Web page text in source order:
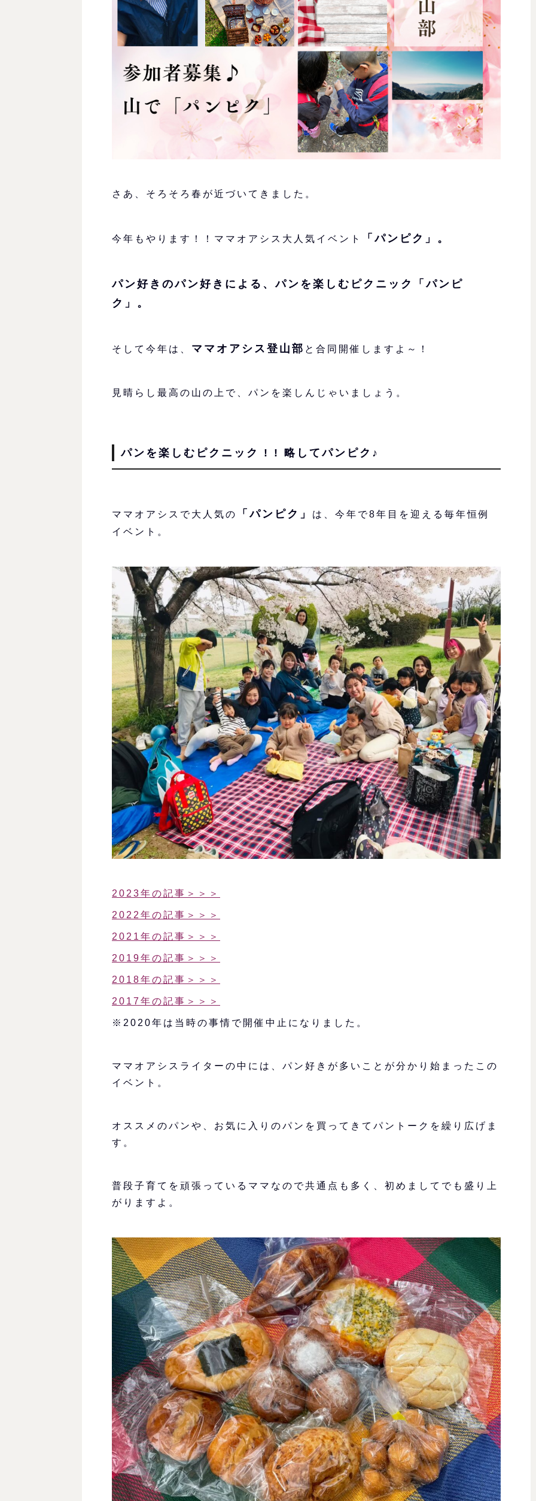
さあ、そろそろ春が近づいてきました。
今年もやります！！ママオアシス大人気イベント 「パンピク」。
パン好きのパン好きによる、パンを楽しむピクニック「パンピ
ク」。
そして今年は、 ママオアシス登山部 と合同開催しますよ～！
見晴らし最高の山の上で、パンを楽しんじゃいましょう。
パンを楽しむピクニック ! ! 略してパンピク♪
ママオアシスで大人気の 「パンピク」
は、今年で8年目を迎える毎年恒例
イベント。
2023年の記事＞＞＞
2022年の記事＞＞＞
2021年の記事＞＞＞
2019年の記事＞＞＞
2018年の記事＞＞＞
2017年の記事＞＞＞
※2020年は当時の事情で開催中止になりました。
ママオアシスライターの中には、パン好きが多いことが分かり始まったこの
イベント。
オススメのパンや、お気に入りのパンを買ってきてパントークを繰り広げま
す。
普段子育てを頑張っているママなので共通点も多く、初めましてでも盛り上
がりますよ。